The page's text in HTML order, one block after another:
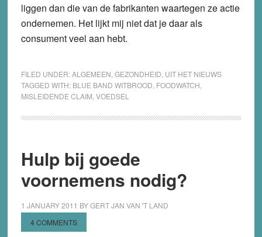
liggen dan die van de fabrikanten waartegen ze actie
ondernemen. Het lijkt mij niet dat je daar als
consument veel aan hebt.
FILED UNDER:ALGEMEEN GEZONDHEID UIT HET NIEUWS
TAGGED WITH: BLUE BAND WITBROOD FOODWATCH
MISLEIDENDE CLAIM VOEDSEL
Hulp bij goede
voornemens nodig?
1 JANUARY 2011 BYGERT JAN VAN 'T LAND
4 COMMENTS